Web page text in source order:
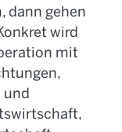
dann gehen
wird
mit
und